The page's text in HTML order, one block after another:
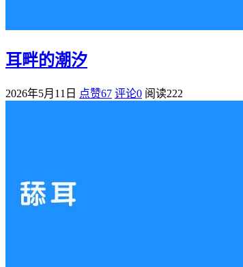
耳畔的潮汐
2026年5月11日 点赞67 评论0 阅读222